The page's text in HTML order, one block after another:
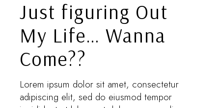
Just figuring Out
My Life… Wanna
Come??
Lorem ipsum dolor sit amet, consectetur
adipiscing elit, sed do eiusmod tempor